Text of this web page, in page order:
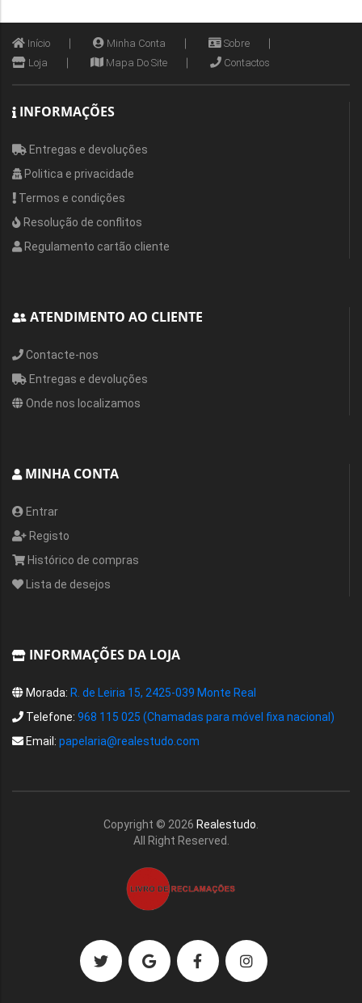
Início Minha Conta
Sobre
Loja
Mapa Do Site Contactos
INFORMAÇÕES
Entregas e devoluções
Politica e privacidade
Termos e condições
Resolução de conflitos
Regulamento cartão cliente
ATENDIMENTO AO CLIENTE
Contacte-nos
Entregas e devoluções
Onde nos localizamos
MINHA CONTA
Entrar
Registo
Histórico de compras
Lista de desejos
INFORMAÇÕES DA LOJA
Morada: R. de Leiria 15, 2425-039 Monte Real
Telefone: 968 115 025 (Chamadas para móvel fixa nacional)
Email: papelaria@realestudo.com
Copyright © 2026 Realestudo
All Right Reserved.